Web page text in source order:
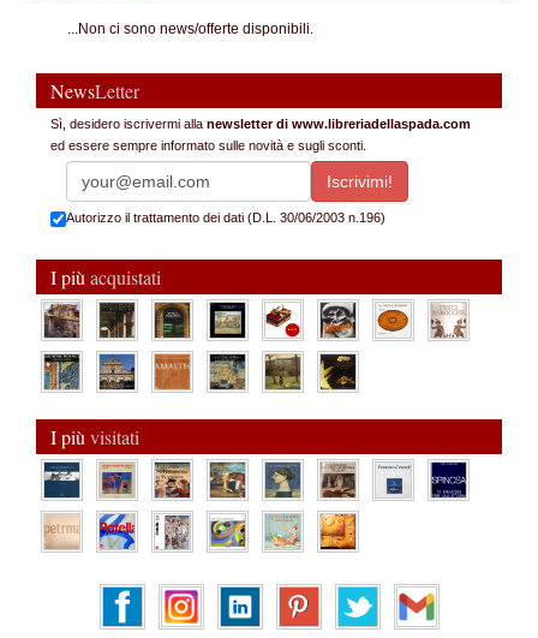
...Non ci sono news/offerte disponibili.
NewsLetter
Sì, desidero iscrivermi alla newsletter di www.libreriadellaspada.com
ed essere sempre informato sulle novità e sugli sconti.
Autorizzo il trattamento dei dati (D.L. 30/06/2003 n.196)
I più acquistati
I più visitati